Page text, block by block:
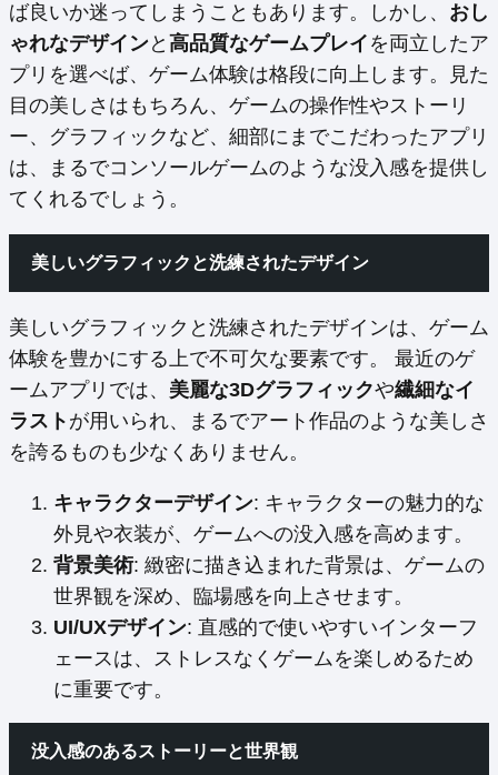
ば良いか迷ってしまうこともあります。しかし、 おし
ゃれなデザインと 高品質なゲームプレイ を両立したア
プリを選べば、ゲーム体験は格段に向上します。見た
目の美しさはもちろん、ゲームの操作性やストーリ
ー、グラフィックなど、細部にまでこだわったアプリ
は、まるでコンソールゲームのような没入感を提供し
てくれるでしょう。
美しいグラフィックと洗練されたデザイン
美しいグラフィックと洗練されたデザインは、ゲーム
体験を豊かにする上で不可欠な要素です。 最近のゲ
ームアプリでは、 美麗な3Dグラフィックや繊細なイ
ラスト が用いられ、まるでアート作品のような美しさ
を誇るものも少なくありません。
キャラクターデザイン: キャラクターの魅力的な
外見や衣装が、ゲームへの没入感を高めます。
背景美術: 緻密に描き込まれた背景は、ゲームの
世界観を深め、臨場感を向上させます。
UI/UXデザイン: 直感的で使いやすいインターフ
ェースは、ストレスなくゲームを楽しめるため
に重要です。
没入感のあるストーリーと世界観